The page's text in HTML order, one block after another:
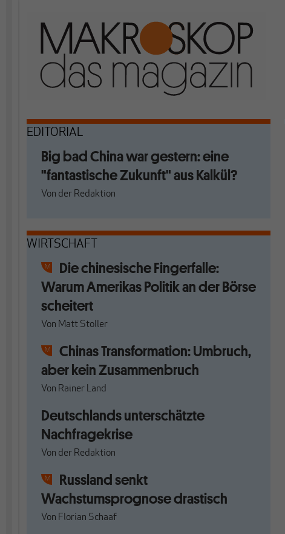
EDITORIAL
Big bad China war gestern: eine
"fantastische Zukunft" aus Kalkül?
Von der Redaktion
WIRTSCHAFT
Die chinesische Fingerfalle:
Warum Amerikas Politik an der Börse
scheitert
Von Matt Stoller
Chinas Transformation: Umbruch,
aber kein Zusammenbruch
Von Rainer Land
Deutschlands unterschätzte
Nachfragekrise
Von der Redaktion
Russland senkt
Wachstumsprognose drastisch
Von Florian Schaaf